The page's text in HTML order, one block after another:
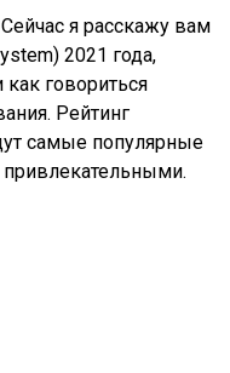
я расскажу вам
2021 года,
говориться
Рейтинг
самые популярные